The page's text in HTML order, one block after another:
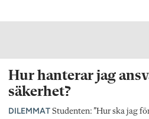
Hur hanterar jag
säkerhet?
DILEMMAT Studenten: ”Hur ska jag